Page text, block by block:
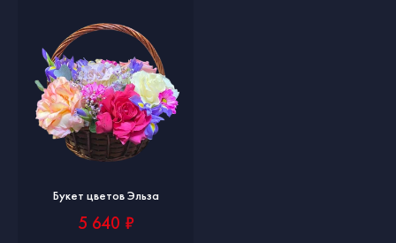
Букет цветов Эльза
5 640 ₽